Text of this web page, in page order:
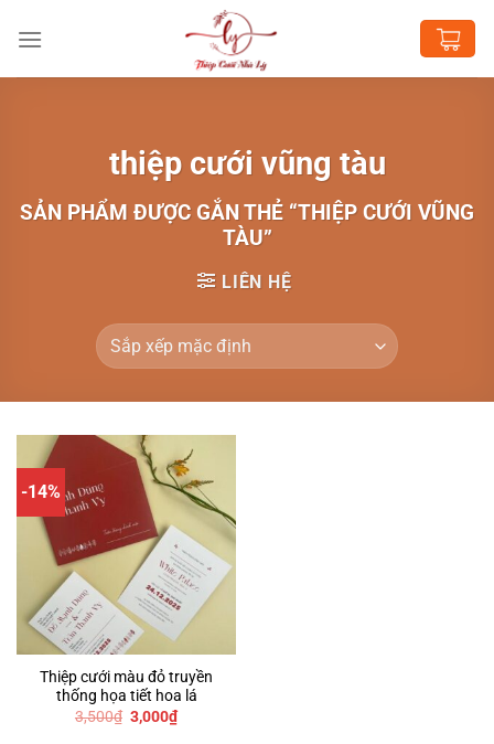
đến
thiệp cưới vũng tàu
SẢN PHẨM ĐƯỢC GẮN THẺ “THIỆP CƯỚI VŨNG
TÀU”
LIÊN HỆ
-14%
Thiệp cưới màu đỏ truyền
thống họa tiết hoa lá
3,500₫ Giá
gốc
3,000₫Giá
hiện